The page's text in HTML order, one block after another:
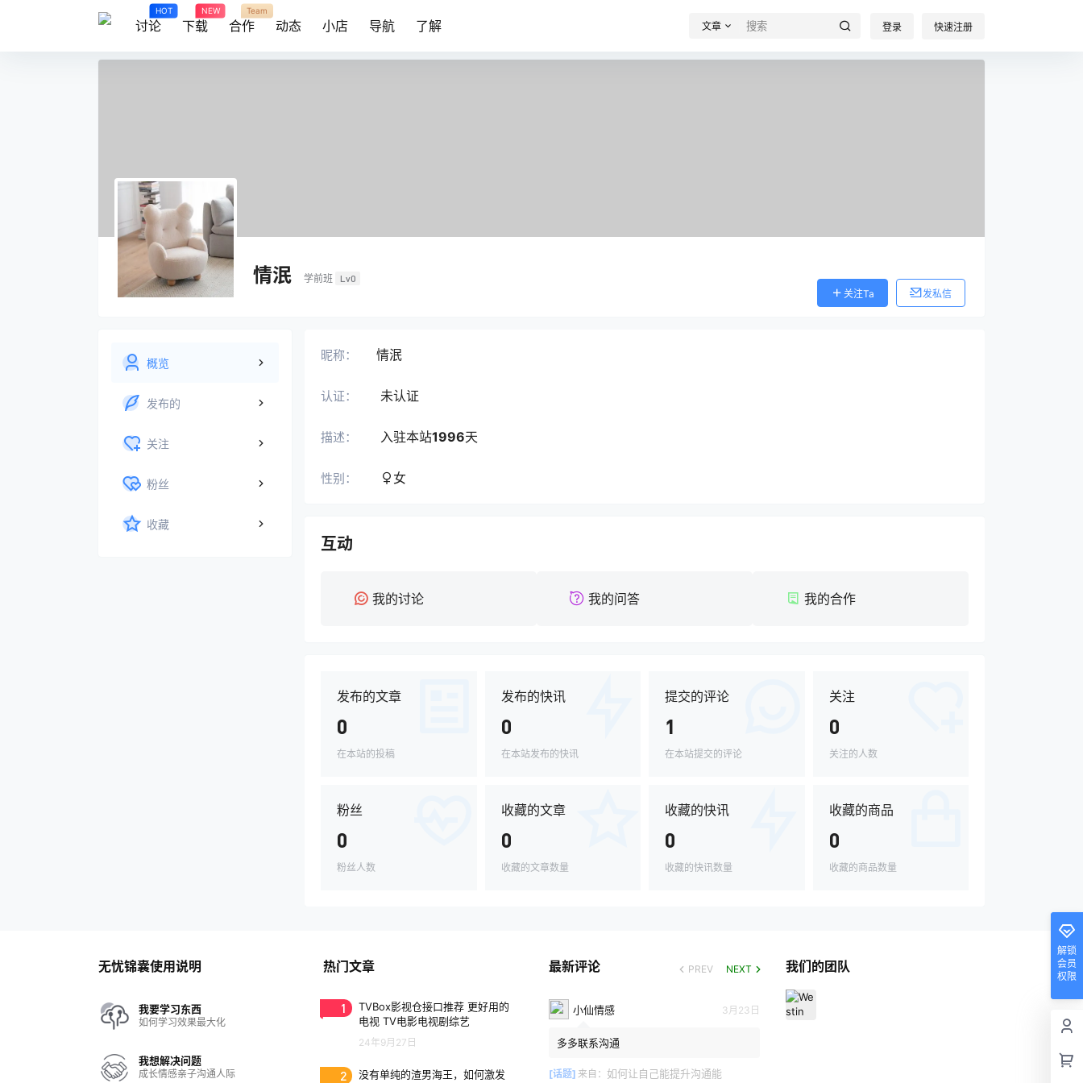
讨论
HOT
下载
NEW
合作
Team
动态 小店 导航 了解 文章 登录 快速注册
情泯 学前班 Lv0
关注Ta
发私信
概览
发布的
关注
粉丝
收藏
昵称： 情泯
认证： 未认证
描述： 入驻本站1996天
性别： 女
互动
我的讨论 我的问答 我的合作
发布的文章
0
在本站的投稿
发布的快讯
0
在本站发布的快讯
提交的评论
1
在本站提交的评论
关注
0
关注的人数
粉丝
0
粉丝人数
收藏的文章
0
收藏的文章数量
收藏的快讯
0
收藏的快讯数量
收藏的商品
0
收藏的商品数量
解锁
会员
权限
无忧锦囊使用说明
我要学习东西
如何学习效果最大化
我想解决问题
成长情感亲子沟通人际
热门文章
1
TVBox影视仓接口推荐 更好用的
电视 TV电影电视剧综艺
24年9月27日
2
没有单纯的渣男海王，如何激发
最新评论 PREV NEXT
小仙情感 3月23日
多多联系沟通
[话题] 来自： 如何让自己能提升沟通能
我们的团队